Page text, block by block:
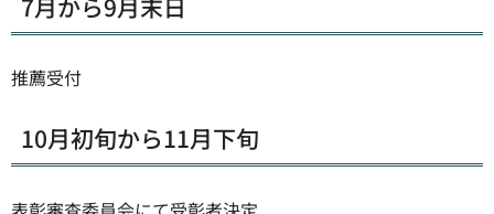
推薦受付
10月初旬から11月下旬